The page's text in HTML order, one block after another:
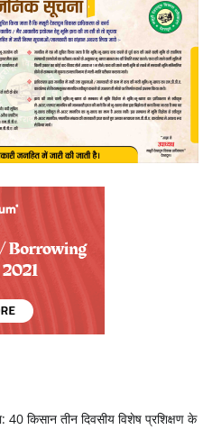
40 किसान तीन दिवसीय विशेष प्रशिक्षण के